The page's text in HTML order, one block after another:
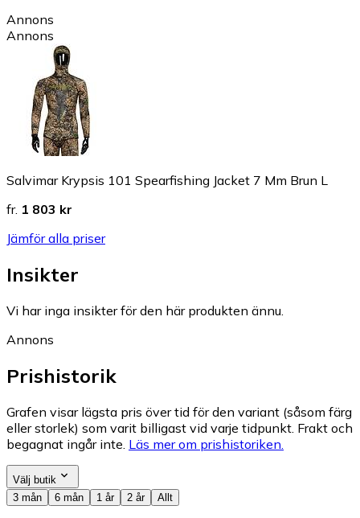
Annons
Annons
Salvimar Krypsis 101 Spearfishing Jacket 7 Mm Brun L
fr. 1 803 kr
Jämför alla priser
Insikter
Vi har inga insikter för den här produkten ännu.
Annons
Prishistorik
Grafen visar lägsta pris över tid för den variant (såsom färg
eller storlek) som varit billigast vid varje tidpunkt. Frakt och
begagnat ingår inte. Läs mer om prishistoriken.
Välj butik
3 mån
6 mån 1 år 2 år Allt